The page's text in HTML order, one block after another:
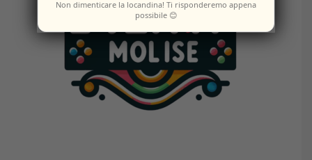
Non dimenticare la locandina! Ti risponderemo appena
possibile 😊